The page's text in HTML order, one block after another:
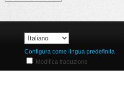
Configura come lingua predefinita
Modifica traduzione